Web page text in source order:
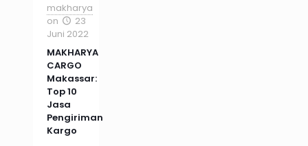
makharya
on
23
Juni 2022
MAKHARYA
CARGO
Makassar:
Top 10
Jasa
Pengiriman
Kargo